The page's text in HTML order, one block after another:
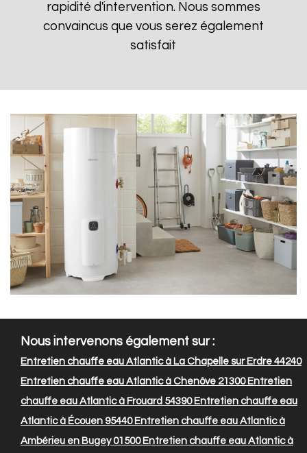
rapidité d'intervention. Nous sommes
convaincus que vous serez également
satisfait
Nous intervenons également sur :
Entretien chauffe eau Atlantic à La Chapelle sur Erdre 44240
Entretien chauffe eau Atlantic à Chenôve 21300Entretien
chauffe eau Atlantic à Frouard 54390Entretien chauffe eau
Atlantic à Écouen 95440Entretien chauffe eau Atlantic à
Ambérieu en Bugey 01500Entretien chauffe eau Atlantic à